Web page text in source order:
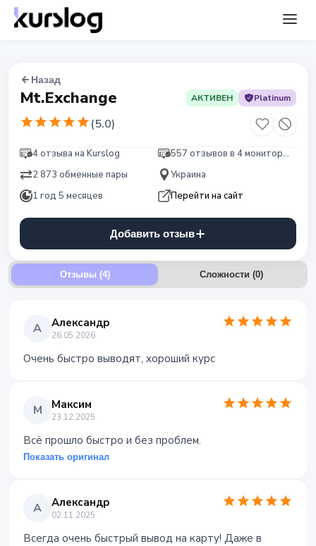
Назад
Mt.Exchange АКТИВЕН Platinum
(5.0)
4 отзыва на Kurslog
557 отзывов в 4 мониторингах
2 873 обменные пары
Украина
1 год 5 месяцев
Перейти на сайт
Добавить отзыв
Отзывы (4) Сложности (0)
А Александр
26.05.2026
Очень быстро выводят, хороший курс
М Максим
23.12.2025
Всё прошло быстро и без проблем.
Показать оригинал
А Александр
02.11.2025
Всегда очень быстрый вывод на карту! Даже в